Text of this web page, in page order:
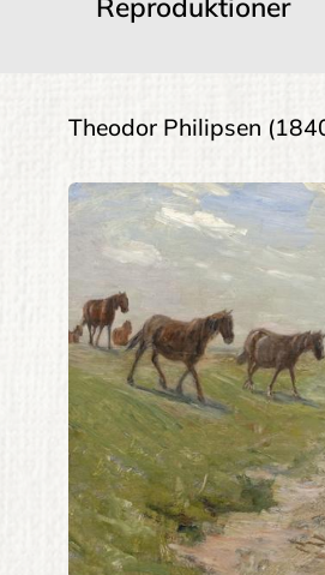
Brødkrumme
Theodor Philipsen